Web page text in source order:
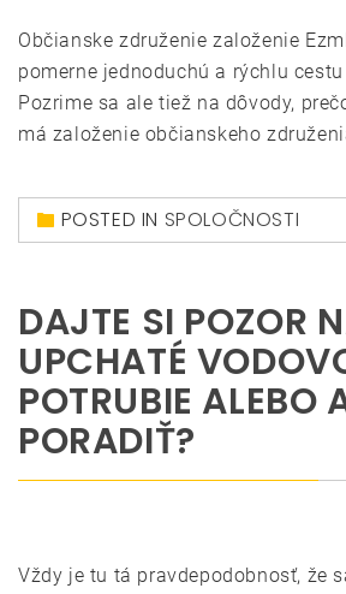
Občianske združenie založenie
pomerne jednoduchú a rýchlu
Pozrime sa ale tiež na dôvody,
má založenie občianskeho
POSTED IN SPOLOČNOSTI
DAJTE SI POZOR
UPCHATÉ
POTRUBIE ALEBO
PORADIŤ?
Vždy je tu tá pravdepodobnosť, že